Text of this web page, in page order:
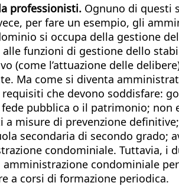
professionisti. Ognuno di questi
per fare un esempio, gli
si occupa della gestione
funzioni di gestione dello
(come l’attuazione delle
Ma come si diventa
che devono soddisfare:
pubblica o il patrimonio;
misure di prevenzione
secondaria di secondo grado;
condominiale. Tuttavia,
condominiale
a corsi di formazione periodica.​